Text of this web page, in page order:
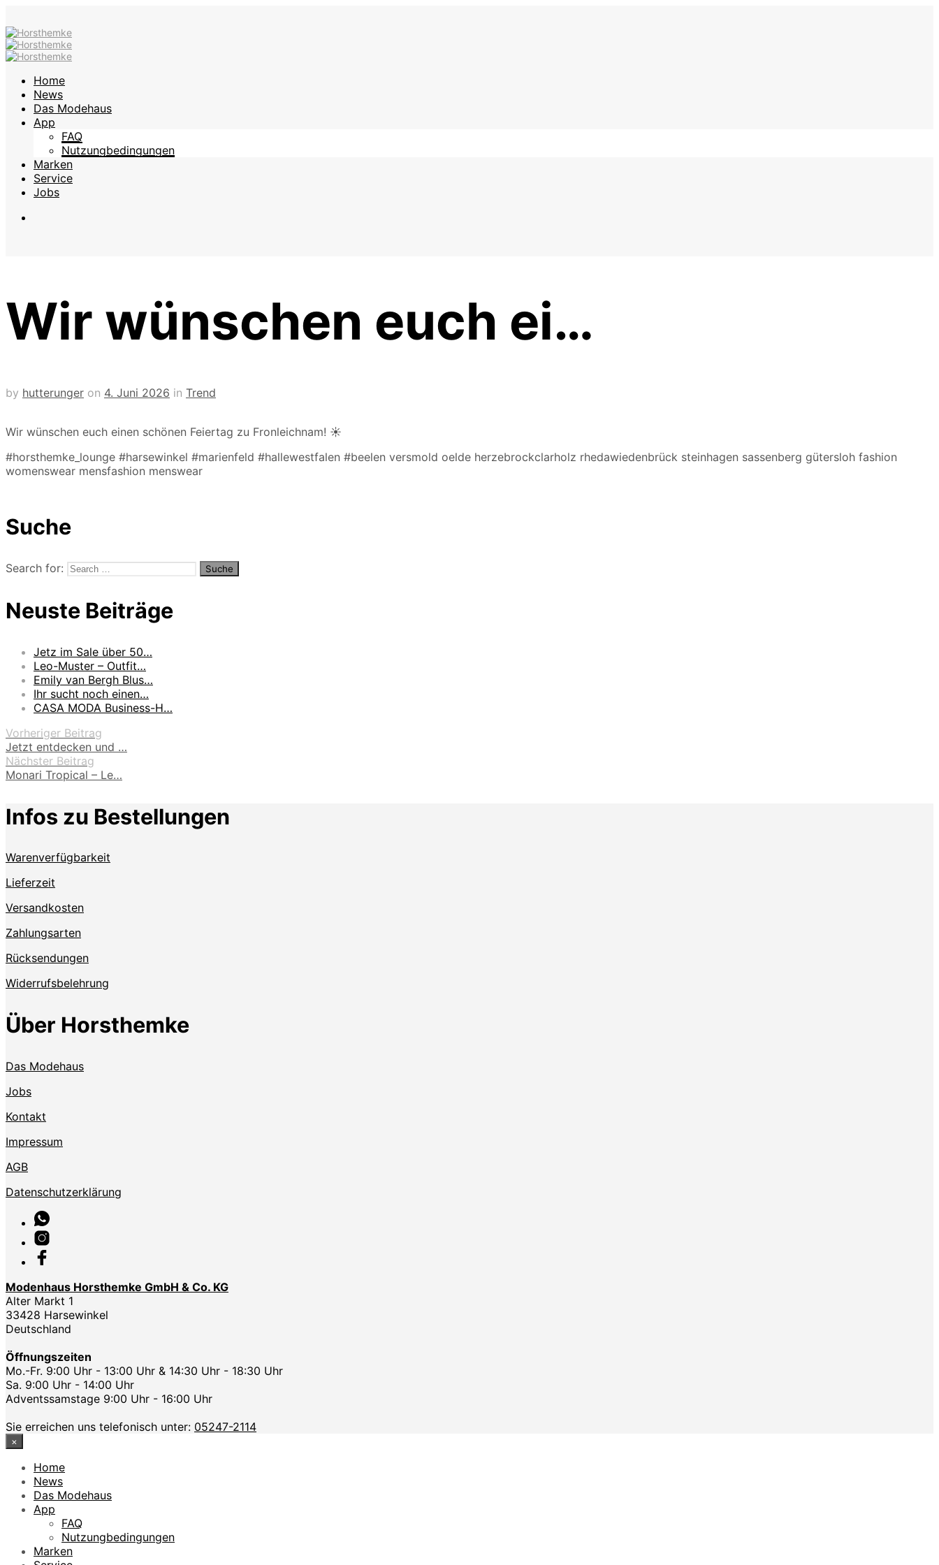
Home
News
Das Modehaus
App
FAQ
Nutzungbedingungen
Marken
Service
Jobs
Wir wünschen euch ei…
by hutterunger on 4. Juni 2026 in Trend
Wir wünschen euch einen schönen Feiertag zu Fronleichnam! ☀️
#horsthemke_lounge #harsewinkel #marienfeld #hallewestfalen #beelen versmold oelde herzebrockclarholz rhedawiedenbrück steinhagen sassenberg gütersloh fashion
womenswear mensfashion menswear
Suche
Search for:
Neuste Beiträge
Jetz im Sale über 50…
Leo-Muster – Outfit…
Emily van Bergh Blus…
Ihr sucht noch einen…
CASA MODA Business-H…
Vorheriger Beitrag
Jetzt entdecken und …
Nächster Beitrag
Monari Tropical – Le…
Infos zu Bestellungen
Warenverfügbarkeit
Lieferzeit
Versandkosten
Zahlungsarten
Rücksendungen
Widerrufsbelehrung
Über Horsthemke
Das Modehaus
Jobs
Kontakt
Impressum
AGB
Datenschutzerklärung
Modenhaus Horsthemke GmbH & Co. KG
Alter Markt 1
33428 Harsewinkel
Deutschland
Öffnungszeiten
Mo.-Fr. 9:00 Uhr - 13:00 Uhr & 14:30 Uhr - 18:30 Uhr
Sa. 9:00 Uhr - 14:00 Uhr
Adventssamstage 9:00 Uhr - 16:00 Uhr
Sie erreichen uns telefonisch unter: 05247-2114
×
Home
News
Das Modehaus
App
FAQ
Nutzungbedingungen
Marken